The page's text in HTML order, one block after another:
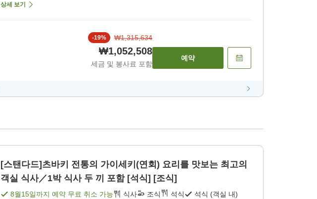
상세 보기
-19% ₩1,315,634
₩1,052,508
세금 및 봉사료 포함
예약
[스탠다드]츠바키 전통의 가이세키(연회) 요리를 맛보는 최고의
객실 식사／1박 식사 두 끼 포함 [석식] [조식]
8월15일까지 예약 무료 취소 가능 식사 조식 석식
석식 (객실 내)